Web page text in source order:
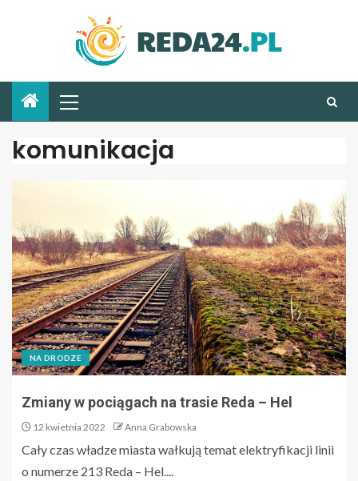
komunikacja
NA DRODZE
Zmiany w pociągach na trasie Reda – Hel
12 kwietnia 2022 Anna Grabowska
Cały czas władze miasta wałkują temat elektryfikacji linii
o numerze 213 Reda – Hel....